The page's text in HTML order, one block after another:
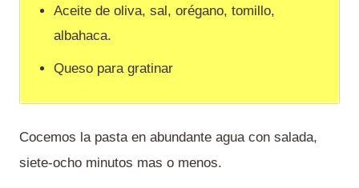
Aceite de oliva, sal, orégano, tomillo,
albahaca.
Queso para gratinar
Cocemos la pasta en abundante agua con salada,
siete-ocho minutos mas o menos.